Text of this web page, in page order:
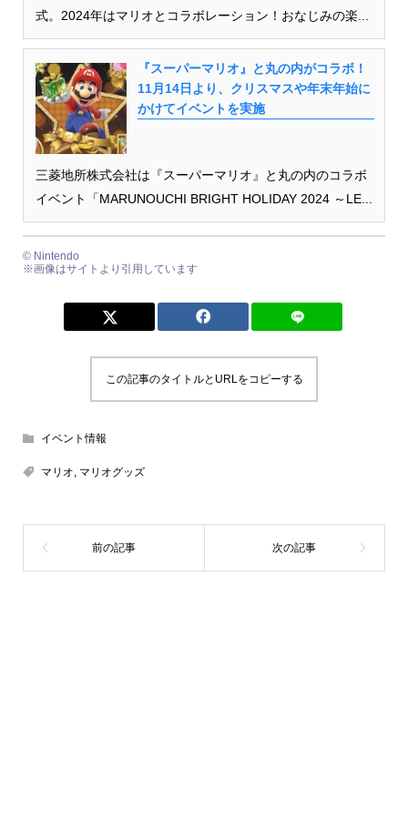
式。2024年はマリオとコラボレーション！おなじみの楽...
『スーパーマリオ』と丸の内がコラボ！
11月14日より、クリスマスや年末年始に
かけてイベントを実施
三菱地所株式会社は『スーパーマリオ』と丸の内のコラボ
イベント「MARUNOUCHI BRIGHT HOLIDAY 2024 ～LE...
© Nintendo
※画像はサイトより引用しています
この記事のタイトルとURLをコピーする
イベント情報
マリオ, マリオグッズ